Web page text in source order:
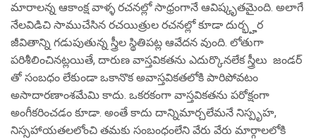
మారాలన్న ఆకాంక్ష వాళ్ళ రచనల్లో సాధ్రంగానే ఆవిష్కృతమైంది. అలాగే
నేలవిడిచి సాముచేసిన రచయిత్రుల రచనల్లో కూడా దుర్భ్హర
జీవితాన్ని గడుపుతున్న స్త్రీల స్థితిపట్ల ఆవేదన వుంది. లోతుగా
పరిశీలించినట్లయితే, దారుణ వాస్తవికతను ఎదుర్కొనలేక స్త్రీలు జండర్
తో సంబధం లేకుండా ఒకానొక అవాస్తవికతలోకి పారిపోవటం
అసాదారణాంశమేమి కాదు. ఒకరకంగా వాస్తవికతను పరోక్షంగా
అంగీకరించడం కూడా. అంతే కాదు దాన్నిమార్చలేమనే నిస్పృహ,
నిస్సహాయతలలోంచి తమకు సంబంధంలేని వేరు వేరు మార్గాలలోకి